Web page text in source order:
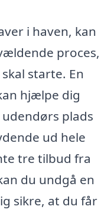
i haven, kan
proces,
starte. En
hjælpe dig
plads
ud hele
tre tilbud fra
du undgå en
sikre, at du får